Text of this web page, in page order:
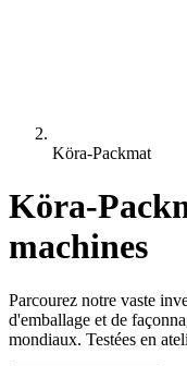
Köra-Packmat
Köra-
machines
Parcourez notre vaste
d'emballage et de
mondiaux. Testées en